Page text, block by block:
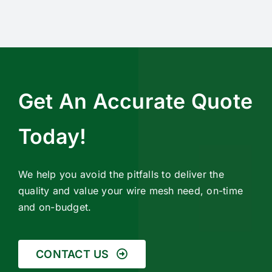
Get An Accurate Quote
Today!
We help you avoid the pitfalls to deliver the
quality and value your wire mesh need, on-time
and on-budget.
CONTACT US